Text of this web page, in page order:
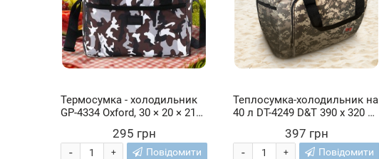
Термосумка - холодильник
GP-4334 Oxford, 30 × 20 × 21
295 грн
+
- Повідомити
Теплосумка-холодильник на
40 л DT-4249 D&T 390 x 320 x
397 грн
+
- Повідомити